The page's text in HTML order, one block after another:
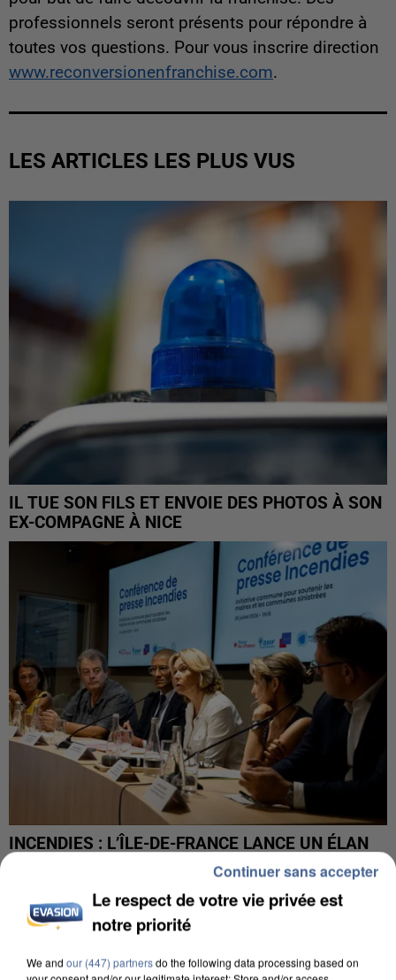
professionnels seront présents pour répondre à
toutes vos questions. Pour vous inscrire direction
www.reconversionenfranchise.com.
LES ARTICLES LES PLUS VUS
IL TUE SON FILS ET ENVOIE DES PHOTOS À SON
EX-COMPAGNE À NICE
INCENDIES : L’ÎLE-DE-FRANCE LANCE UN ÉLAN
DE SOLIDARITÉ AVEC LES...
Le respect de votre vie privée est
notre priorité
We and our (447) partnersdo the following data processing based on
Continuer sans accepter